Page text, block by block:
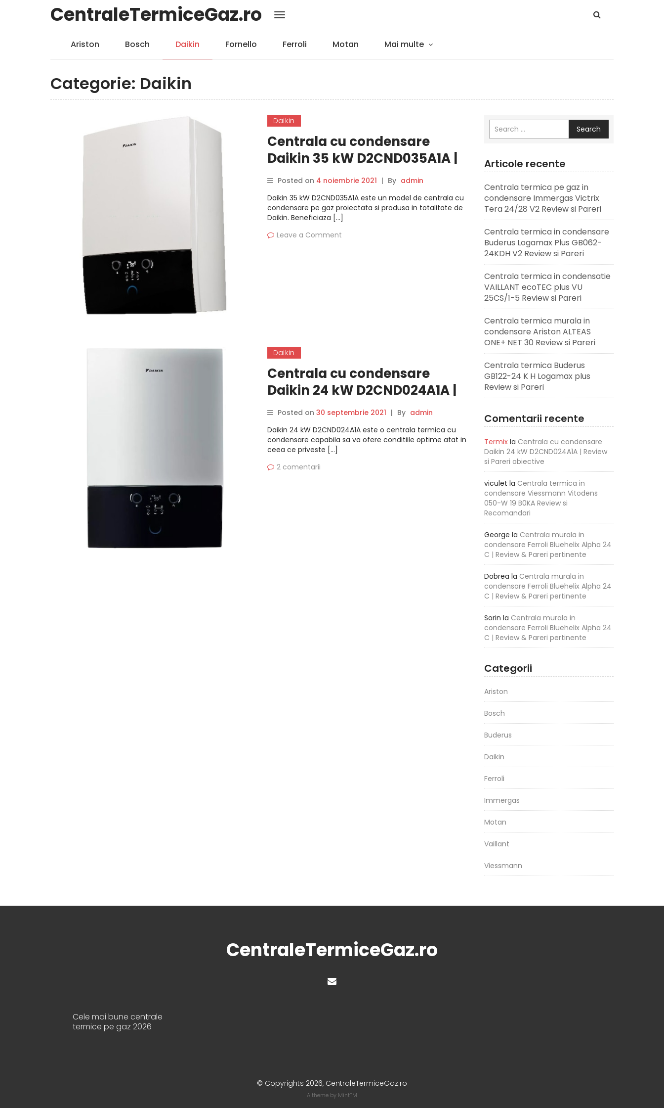
CentraleTermiceGaz.ro
Ariston Bosch Daikin Fornello Ferroli Motan Mai multe
Categorie: Daikin
Daikin
Centrala cu condensare
Daikin 35 kW D2CND035A1A |
Review si Pareri pertinente
Posted on 4 noiembrie 2021 | By admin
Daikin 35 kW D2CND035A1A este un model de centrala cu
condensare pe gaz proiectata si produsa in totalitate de
Daikin. Beneficiaza […]
Leave a Comment
Daikin
Centrala cu condensare
Daikin 24 kW D2CND024A1A |
Review si Pareri obiective
Posted on 30 septembrie 2021 | By admin
Daikin 24 kW D2CND024A1A este o centrala termica cu
condensare capabila sa va ofere conditiile optime atat in
ceea ce priveste […]
2 comentarii
Search
Articole recente
Centrala termica pe gaz in
condensare Immergas Victrix
Tera 24/28 V2 Review si Pareri
Centrala termica in condensare
Buderus Logamax Plus GB062-
24KDH V2 Review si Pareri
Centrala termica in condensatie
VAILLANT ecoTEC plus VU
25CS/1-5 Review si Pareri
Centrala termica murala in
condensare Ariston ALTEAS
ONE+ NET 30 Review si Pareri
Centrala termica Buderus
GB122-24 K H Logamax plus
Review si Pareri
Comentarii recente
Termixla Centrala cu condensare
Daikin 24 kW D2CND024A1A | Review
si Pareri obiective
viculet la Centrala termica in
condensare Viessmann Vitodens
050-W 19 B0KA Review si
Recomandari
George la Centrala murala in
condensare Ferroli Bluehelix Alpha 24
C | Review & Pareri pertinente
Dobrea la Centrala murala in
condensare Ferroli Bluehelix Alpha 24
C | Review & Pareri pertinente
Sorin la Centrala murala in
condensare Ferroli Bluehelix Alpha 24
C | Review & Pareri pertinente
Categorii
Ariston
Bosch
Buderus
Daikin
Ferroli
Immergas
Motan
Vaillant
Viessmann
CentraleTermiceGaz.ro
Cele mai bune centrale
termice pe gaz 2026
© Copyrights 2026, CentraleTermiceGaz.ro
A theme by MintTM